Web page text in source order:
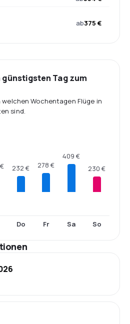
ab375 €
günstigsten Tag zum
Wochentagen Flüge in
sind.
232 €
Do
278 €
Fr
409 €
Sa
230 €
So